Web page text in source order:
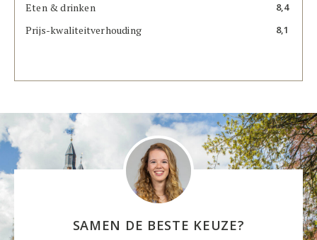
Eten & drinken 8,4
Prijs-kwaliteitverhouding 8,1
SAMEN DE BESTE KEUZE?